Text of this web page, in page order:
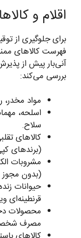
اقلام و
برای جلوگیری از
فهرست کالاهای
آنی‌بار پیش از
بررسی می‌کند:
مواد مخدر،
اسلحه،
سلاح.
کالاهای
(برندهای
مشروبات
(بدون
حیوانات
قرنطینه‌ای
محصولات
مصرف